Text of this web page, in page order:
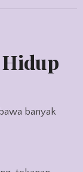
Hidup
banyak